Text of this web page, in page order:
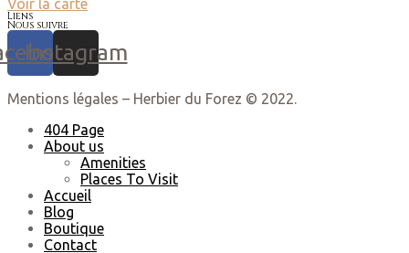
Voir la carte
Liens
Nous suivre
Instagram
Mentions légales – Herbier du Forez © 2022.
404 Page
About us
Amenities
Places To Visit
Accueil
Blog
Boutique
Contact